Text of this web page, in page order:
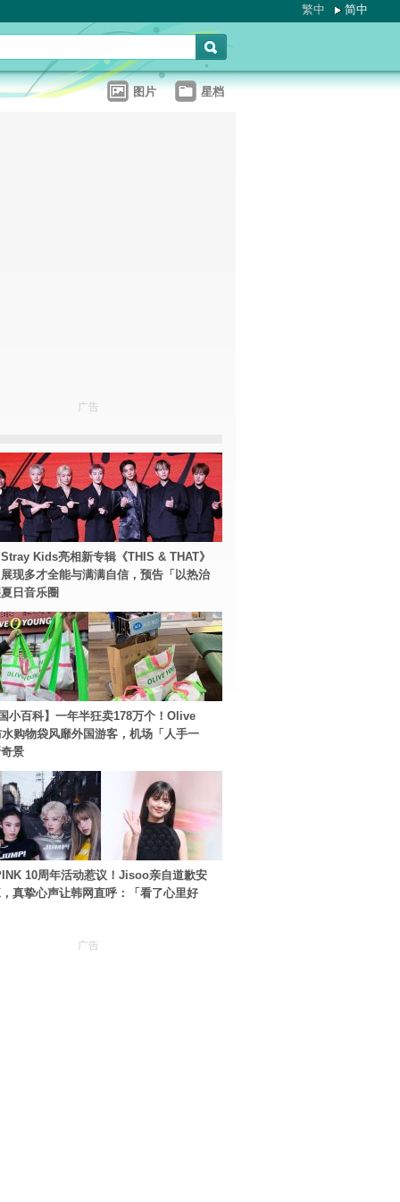
繁中 简中
图片 星档
广告
Kids亮相新专辑《THIS & THAT》
现多才全能与满满自信，预告「以热治
日音乐圈
小百科】一年半狂卖178万个！Olive
购物袋风靡外国游客，机场「人手一
景
10周年活动惹议！Jisoo亲自道歉安
真挚心声让韩网直呼：「看了心里好
广告